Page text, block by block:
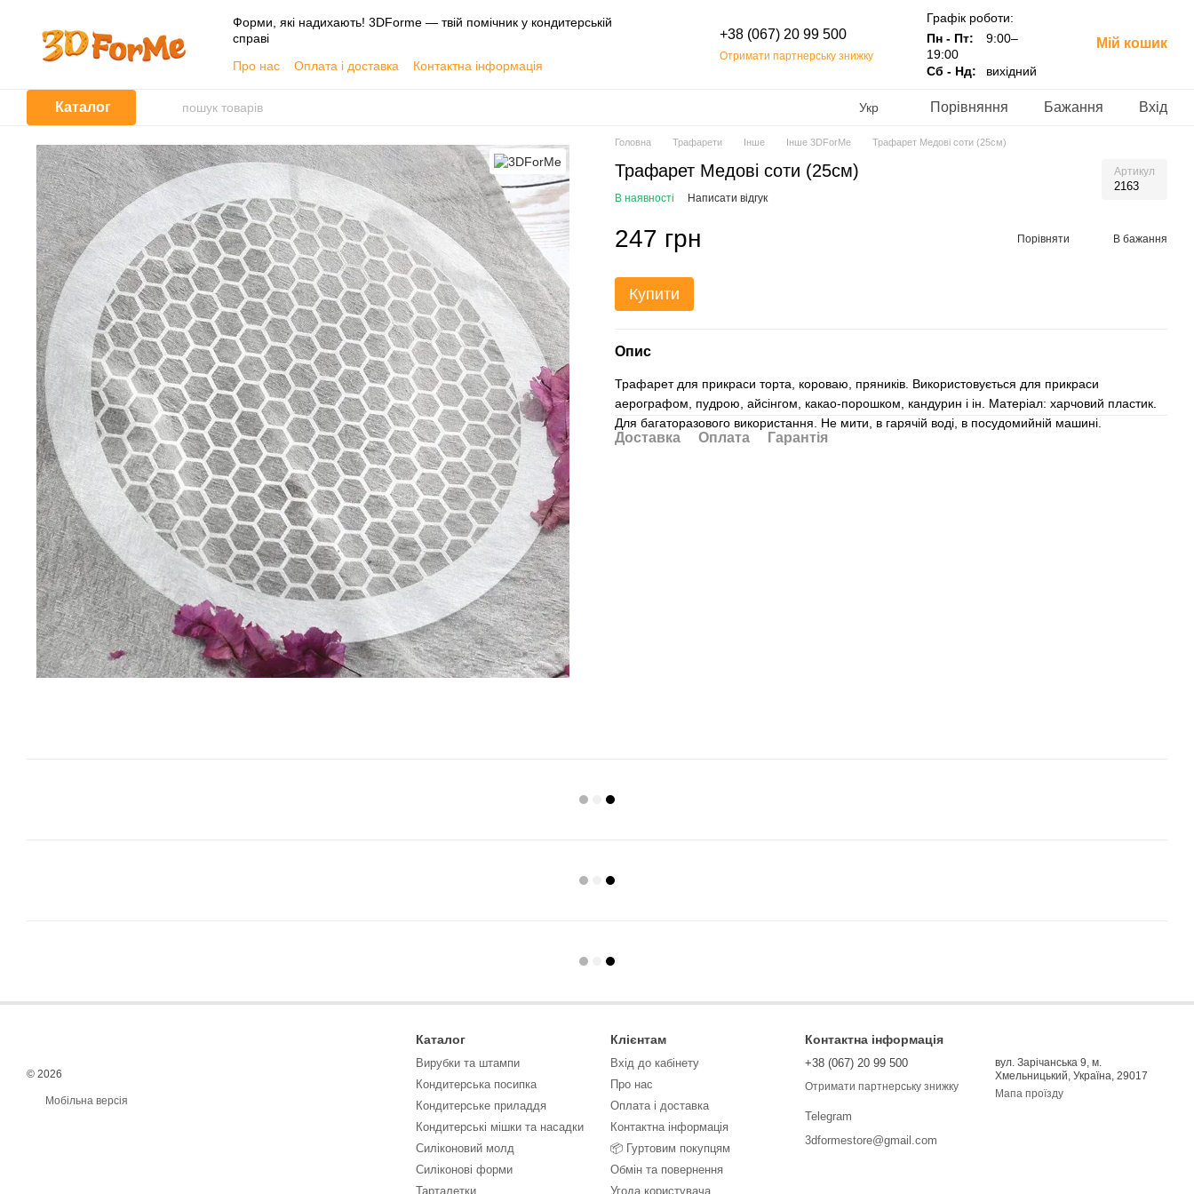
Форми, які надихають! 3DForme — твій помічник у кондитерській
справі
Про нас
Оплата і доставка
Контактна інформація
Угода користувача
+38 (067) 20 99 500
Отримати партнерську знижку
Графік роботи:
Пн - Пт:
9:00–
19:00
Сб - Нд:
вихідний
Мій кошик
Каталог Укр Порівняння Бажання Вхід
Головна Трафарети Інше Інше 3DForMe Трафарет Медові соти (25см)
Трафарет Медові соти (25см) Артикул
2163
В наявності Написати відгук
247 грн Порівняти В бажання
Купити
Опис
Трафарет для прикраси торта, короваю, пряників. Використовується для прикраси
аерографом, пудрою, айсінгом, какао-порошком, кандурин і ін. Матеріал: харчовий пластик.
Для багаторазового використання. Не мити, в гарячій воді, в посудомийній машині.
Доставка Оплата Гарантія
© 2026
Мобільна версія
Каталог
Вирубки та штампи
Кондитерська посипка
Кондитерське приладдя
Кондитерські мішки та насадки
Силіконовий молд
Силіконові форми
Тарталетки
Клієнтам
Вхід до кабінету
Про нас
Оплата і доставка
Контактна інформація
📦 Гуртовим покупцям
Обмін та повернення
Угода користувача
Контактна інформація
+38 (067) 20 99 500
Отримати партнерську знижку
Telegram
3dformestore@gmail.com
вул. Зарічанська 9, м.
Хмельницький, Україна, 29017
Мапа проїзду